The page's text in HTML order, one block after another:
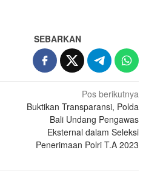
SEBARKAN
Pos berikutnya
Buktikan Transparansi, Polda
Bali Undang Pengawas
Eksternal dalam Seleksi
Penerimaan Polri T.A 2023